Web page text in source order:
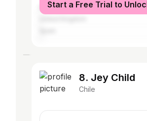
Brazil
Start a Free Trial to
8. Jey Child
Chile